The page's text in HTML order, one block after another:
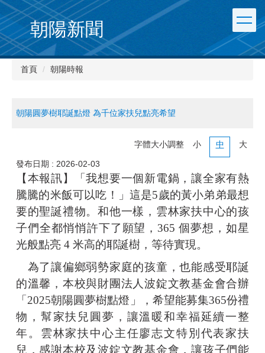
朝陽新聞
首頁 朝陽時報
朝陽圓夢樹耶誕點燈 為千位家扶兒點亮希望
字體大小調整 小 中 大
發布日期 : 2026-02-03
【本報訊】「我想要一個新電鍋，讓全家有熱
騰騰的米飯可以吃！」這是5歲的黃小弟弟最想
要的聖誕禮物。和他一樣，雲林家扶中心的孩
子們全都悄悄許下了願望，365 個夢想，如星
光般點亮 4 米高的耶誕樹，等待實現。
為了讓偏鄉弱勢家庭的孩童，也能感受耶誕
的溫馨，本校與財團法人波錠文教基金會合辦
「2025朝陽圓夢樹點燈」，希望能募集365份禮
物，幫家扶兒圓夢，讓溫暖和幸福延續一整
年。雲林家扶中心主任廖志文特別代表家扶
兒，感謝本校及波錠文教基金會，讓孩子們能